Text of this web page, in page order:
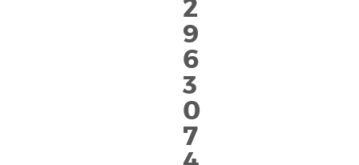
2
9
6
3
0
7